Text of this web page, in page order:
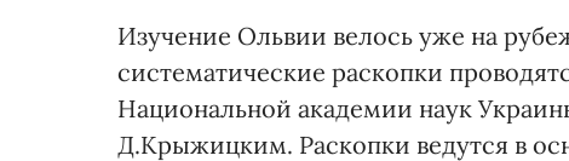
Изучение Ольвии велось уже на
систематические раскопки
Национальной академии наук
Д.Крыжицким. Раскопки ведутся в